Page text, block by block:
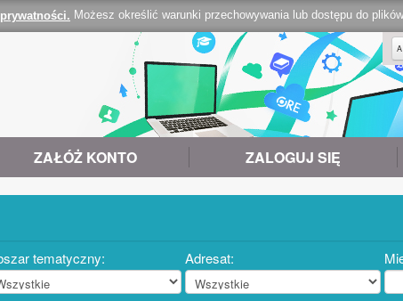
Możesz określić warunki przechowywania lub dostępu do
ZAŁÓŻ KONTO ZALOGUJ SIĘ
A
tematyczny: Adresat: